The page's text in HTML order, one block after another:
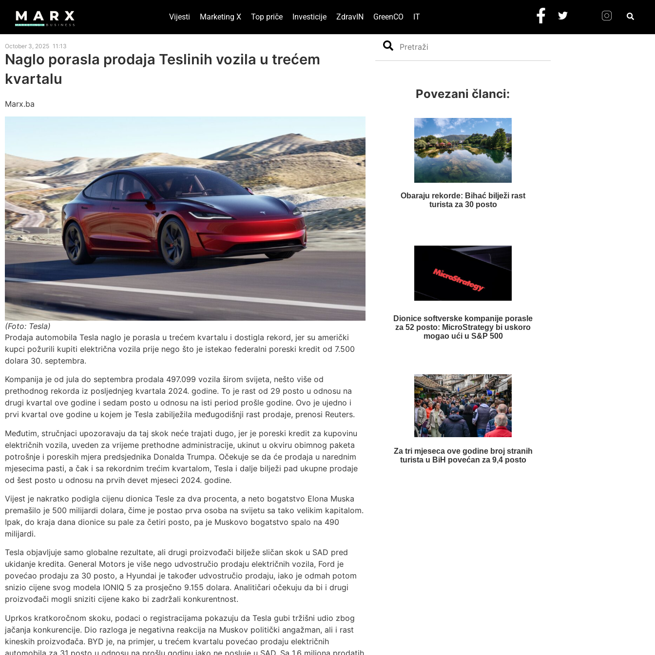
Vijesti Marketing X Top priče Investicije ZdravIN GreenCO IT
October 3, 2025 11:13
Naglo porasla prodaja Teslinih vozila u trećem
kvartalu
Marx.ba
(Foto: Tesla)
Prodaja automobila Tesla naglo je porasla u trećem kvartalu i dostigla rekord, jer su američki
kupci požurili kupiti električna vozila prije nego što je istekao federalni poreski kredit od 7.500
dolara 30. septembra.
Kompanija je od jula do septembra prodala 497.099 vozila širom svijeta, nešto više od
prethodnog rekorda iz posljednjeg kvartala 2024. godine. To je rast od 29 posto u odnosu na
drugi kvartal ove godine i sedam posto u odnosu na isti period prošle godine. Ovo je ujedno i
prvi kvartal ove godine u kojem je Tesla zabilježila međugodišnji rast prodaje, prenosi Reuters.
Međutim, stručnjaci upozoravaju da taj skok neće trajati dugo, jer je poreski kredit za kupovinu
električnih vozila, uveden za vrijeme prethodne administracije, ukinut u okviru obimnog paketa
potrošnje i poreskih mjera predsjednika Donalda Trumpa. Očekuje se da će prodaja u narednim
mjesecima pasti, a čak i sa rekordnim trećim kvartalom, Tesla i dalje bilježi pad ukupne prodaje
od šest posto u odnosu na prvih devet mjeseci 2024. godine.
Vijest je nakratko podigla cijenu dionica Tesle za dva procenta, a neto bogatstvo Elona Muska
premašilo je 500 milijardi dolara, čime je postao prva osoba na svijetu sa tako velikim kapitalom.
Ipak, do kraja dana dionice su pale za četiri posto, pa je Muskovo bogatstvo spalo na 490
milijardi.
Tesla objavljuje samo globalne rezultate, ali drugi proizvođači bilježe sličan skok u SAD pred
ukidanje kredita. General Motors je više nego udvostručio prodaju električnih vozila, Ford je
povećao prodaju za 30 posto, a Hyundai je također udvostručio prodaju, iako je odmah potom
snizio cijene svog modela IONIQ 5 za prosječno 9.155 dolara. Analitičari očekuju da bi i drugi
proizvođači mogli sniziti cijene kako bi zadržali konkurentnost.
Uprkos kratkoročnom skoku, podaci o registracijama pokazuju da Tesla gubi tržišni udio zbog
jačanja konkurencije. Dio razloga je negativna reakcija na Muskov politički angažman, ali i rast
kineskih proizvođača. BYD je, na primjer, u trećem kvartalu povećao prodaju električnih
automobila za 31 posto u odnosu na prošlu godinu iako ne posluje u SAD. Sa 1,6 miliona prodatih
Search
Povezani članci:
Obaraju rekorde: Bihać bilježi rast
turista za 30 posto
Dionice softverske kompanije porasle
za 52 posto: MicroStrategy bi uskoro
mogao ući u S&P 500
Za tri mjeseca ove godine broj stranih
turista u BiH povećan za 9,4 posto